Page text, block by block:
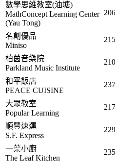
數學思維教室(油塘)
MathConcept Learning Center
(Yau Tong)
206
名創優品
Miniso
215
柏茵音樂院
Parkland Music Institute
210
和平飯店
PEACE CUISINE
237
大眾教室
Popular Learning
217
順豐速運
S.F. Express
229
一葉小廚
The Leaf Kitchen
235